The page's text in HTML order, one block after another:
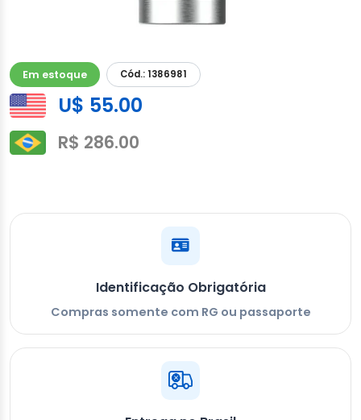
Em estoque Cód.: 1386981
U$ 55.00
R$ 286.00
Identificação Obrigatória
Compras somente com RG ou passaporte